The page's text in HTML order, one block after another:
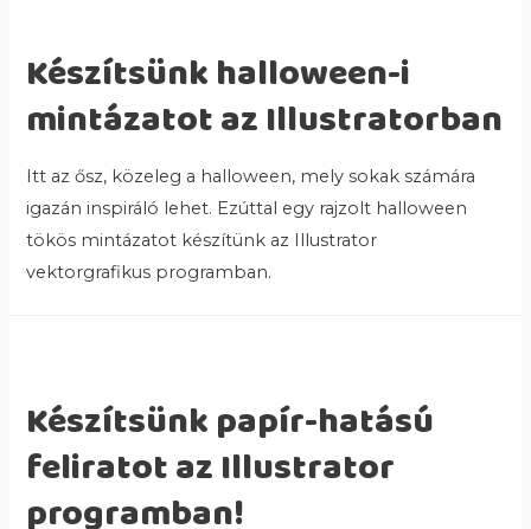
Készítsünk halloween-i
mintázatot az Illustratorban
Itt az ősz, közeleg a halloween, mely sokak számára
igazán inspiráló lehet. Ezúttal egy rajzolt halloween
tökös mintázatot készítünk az Illustrator
vektorgrafikus programban.
Készítsünk papír-hatású
feliratot az Illustrator
programban!